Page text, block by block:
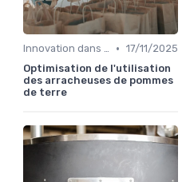
Innovation dans la food • 17/11/2025
Optimisation de l'utilisation
des arracheuses de pommes
de terre